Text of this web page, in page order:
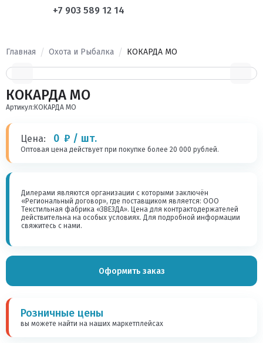
+7 903 589 12 14
Главная Охота и Рыбалка КОКАРДА МО
КОКАРДА МО
Артикул: КОКАРДА МО
Цена: 0 ₽ / шт.
Оптовая цена действует при покупке более 20 000 рублей.
Дилерами являются организации с которыми заключён
«Региональный договор», где поставщиком является: ООО
Текстильная фабрика «ЗВЕЗДА». Цена для контрактодержателей
действительна на особых условиях. Для подробной информации
свяжитесь с нами.
Оформить заказ
Розничные цены
вы можете найти на наших маркетплейсах